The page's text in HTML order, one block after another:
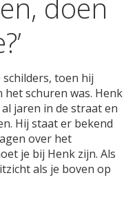
doen
toen hij
schuren was. Henk
al jaren in de straat en
Hij staat er bekend
over het
je bij Henk zijn. Als
als je boven op